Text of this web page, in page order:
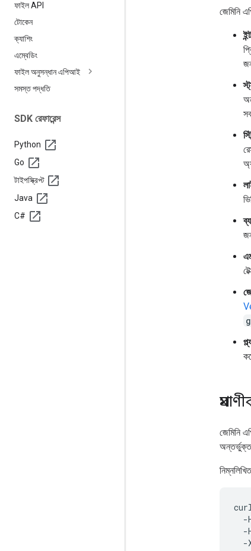
ফাইল API
টোকেন
ক্যাশিং
এম্বেডিং
ফাইল অনুসন্ধান এপিআই
সমস্ত পদ্ধতি
SDK রেফারেন্স
Python
Go
টাইপস্ক্রিপ্ট
Java
C#
জেমিনি
জেমিনি
-
-
-